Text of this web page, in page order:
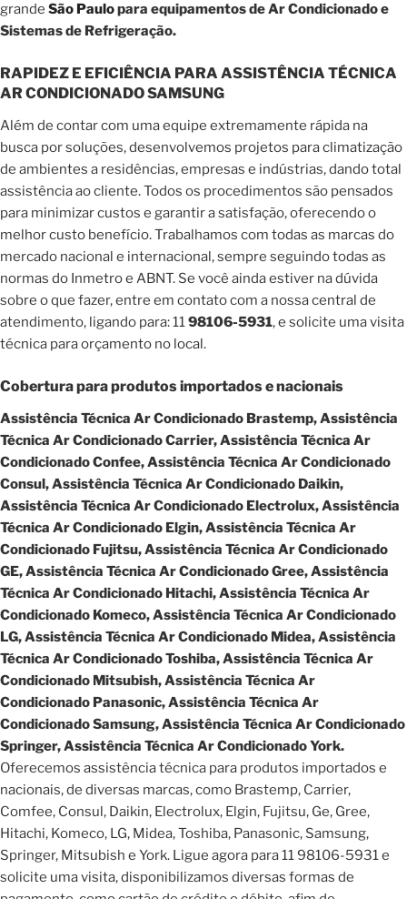
grande São Paulopara equipamentos de Ar Condicionado e
Sistemas de Refrigeração.
RAPIDEZ E EFICIÊNCIA PARA ASSISTÊNCIA TÉCNICA
AR CONDICIONADO SAMSUNG
Além de contar com uma equipe extremamente rápida na
busca por soluções, desenvolvemos projetos para climatização
de ambientes a residências, empresas e indústrias, dando total
assistência ao cliente. Todos os procedimentos são pensados
para minimizar custos e garantir a satisfação, oferecendo o
melhor custo benefício. Trabalhamos com todas as marcas do
mercado nacional e internacional, sempre seguindo todas as
normas do Inmetro e ABNT. Se você ainda estiver na dúvida
sobre o que fazer, entre em contato com a nossa central de
atendimento, ligando para: 1198106-5931, e solicite uma visita
técnica para orçamento no local.
Cobertura para produtos importados e nacionais
Assistência Técnica Ar Condicionado Brastemp, Assistência
Técnica Ar Condicionado Carrier, Assistência Técnica Ar
Condicionado Confee, Assistência Técnica Ar Condicionado
Consul, Assistência Técnica Ar Condicionado Daikin,
Assistência Técnica Ar Condicionado Electrolux, Assistência
Técnica Ar Condicionado Elgin, Assistência Técnica Ar
Condicionado Fujitsu, Assistência Técnica Ar Condicionado
GE, Assistência Técnica Ar Condicionado Gree, Assistência
Técnica Ar Condicionado Hitachi, Assistência Técnica Ar
Condicionado Komeco, Assistência Técnica Ar Condicionado
LG, Assistência Técnica Ar Condicionado Midea, Assistência
Técnica Ar Condicionado Toshiba, Assistência Técnica Ar
Condicionado Mitsubish, Assistência Técnica Ar
Condicionado Panasonic, Assistência Técnica Ar
Condicionado Samsung, Assistência Técnica Ar Condicionado
Springer, Assistência Técnica Ar Condicionado York.
Oferecemos assistência técnica para produtos importados e
nacionais, de diversas marcas, como Brastemp, Carrier,
Comfee, Consul, Daikin, Electrolux, Elgin, Fujitsu, Ge, Gree,
Hitachi, Komeco, LG, Midea, Toshiba, Panasonic, Samsung,
Springer, Mitsubish e York. Ligue agora para 11 98106-5931 e
solicite uma visita, disponibilizamos diversas formas de